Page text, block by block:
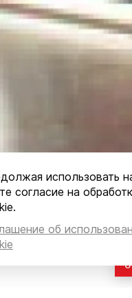
использовать
согласие на
об